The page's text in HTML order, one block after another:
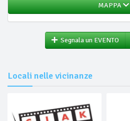
MAPPA
Segnala un EVENTO
Locali nelle vicinanze